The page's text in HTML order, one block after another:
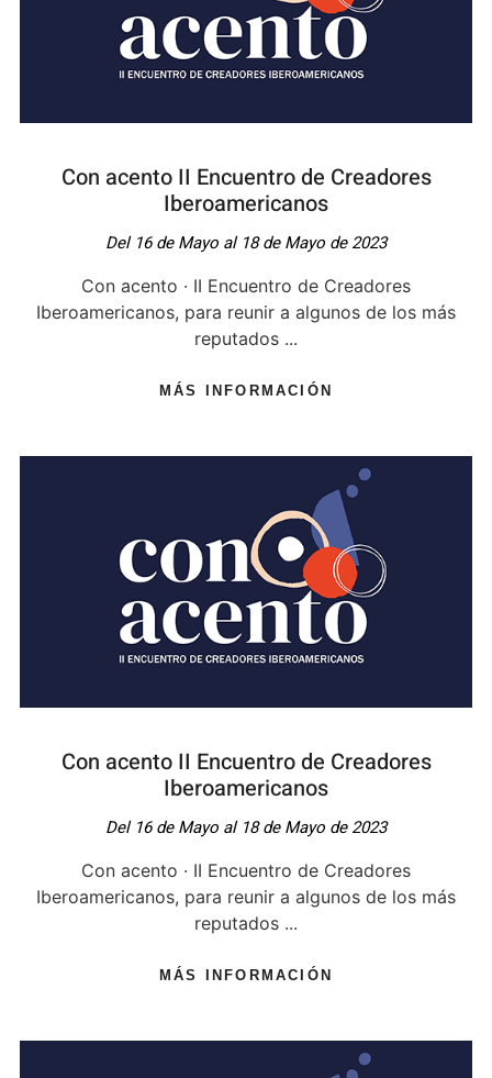
Con acento II Encuentro de Creadores
Iberoamericanos
Del 16 de Mayo al 18 de Mayo de 2023
Con acento · II Encuentro de Creadores
Iberoamericanos, para reunir a algunos de los más
reputados ...
MÁS INFORMACIÓN
Con acento II Encuentro de Creadores
Iberoamericanos
Del 16 de Mayo al 18 de Mayo de 2023
Con acento · II Encuentro de Creadores
Iberoamericanos, para reunir a algunos de los más
reputados ...
MÁS INFORMACIÓN